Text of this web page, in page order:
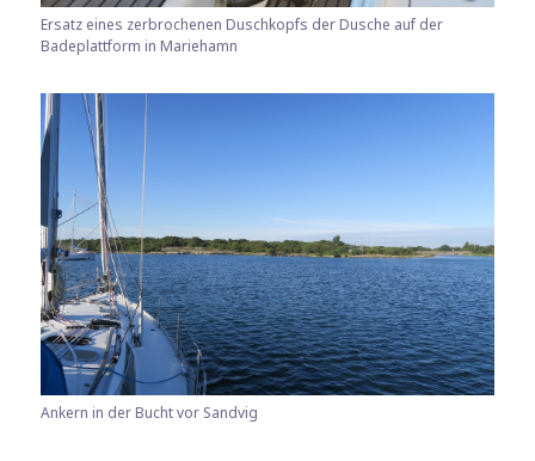
Ersatz eines zerbrochenen Duschkopfs der Dusche auf der
Badeplattform in Mariehamn
Ankern in der Bucht vor Sandvig